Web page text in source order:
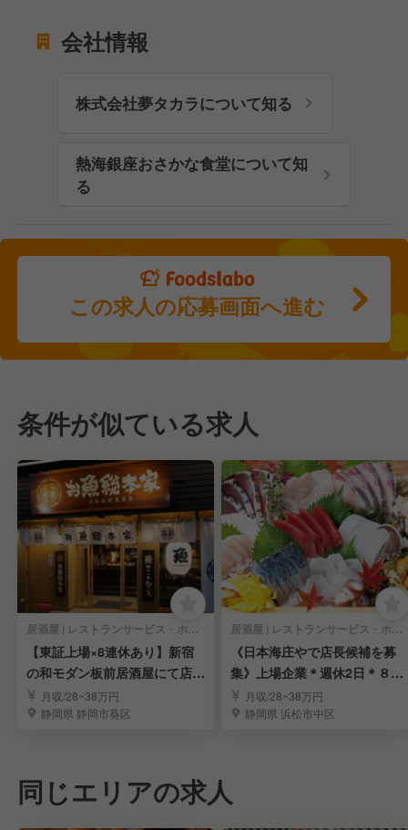
会社情報
株式会社夢タカラについて知る
熱海銀座おさかな食堂について知
る
この求人の応募画面へ進む
条件が似ている求人
居酒屋 | レストランサービス・ホールスタッフ
【東証上場×8連休あり】新宿
の和モダン板前居酒屋にて店舗
スタッフ募集
月収/28~38万円
静岡県 静岡市葵区
居酒屋 | レストランサービス・ホールスタッフ
《日本海庄やで店長候補を募
集》上場企業＊週休2日＊８連
休あり＊福利厚生充実
月収/28~38万円
静岡県 浜松市中区
同じエリアの求人